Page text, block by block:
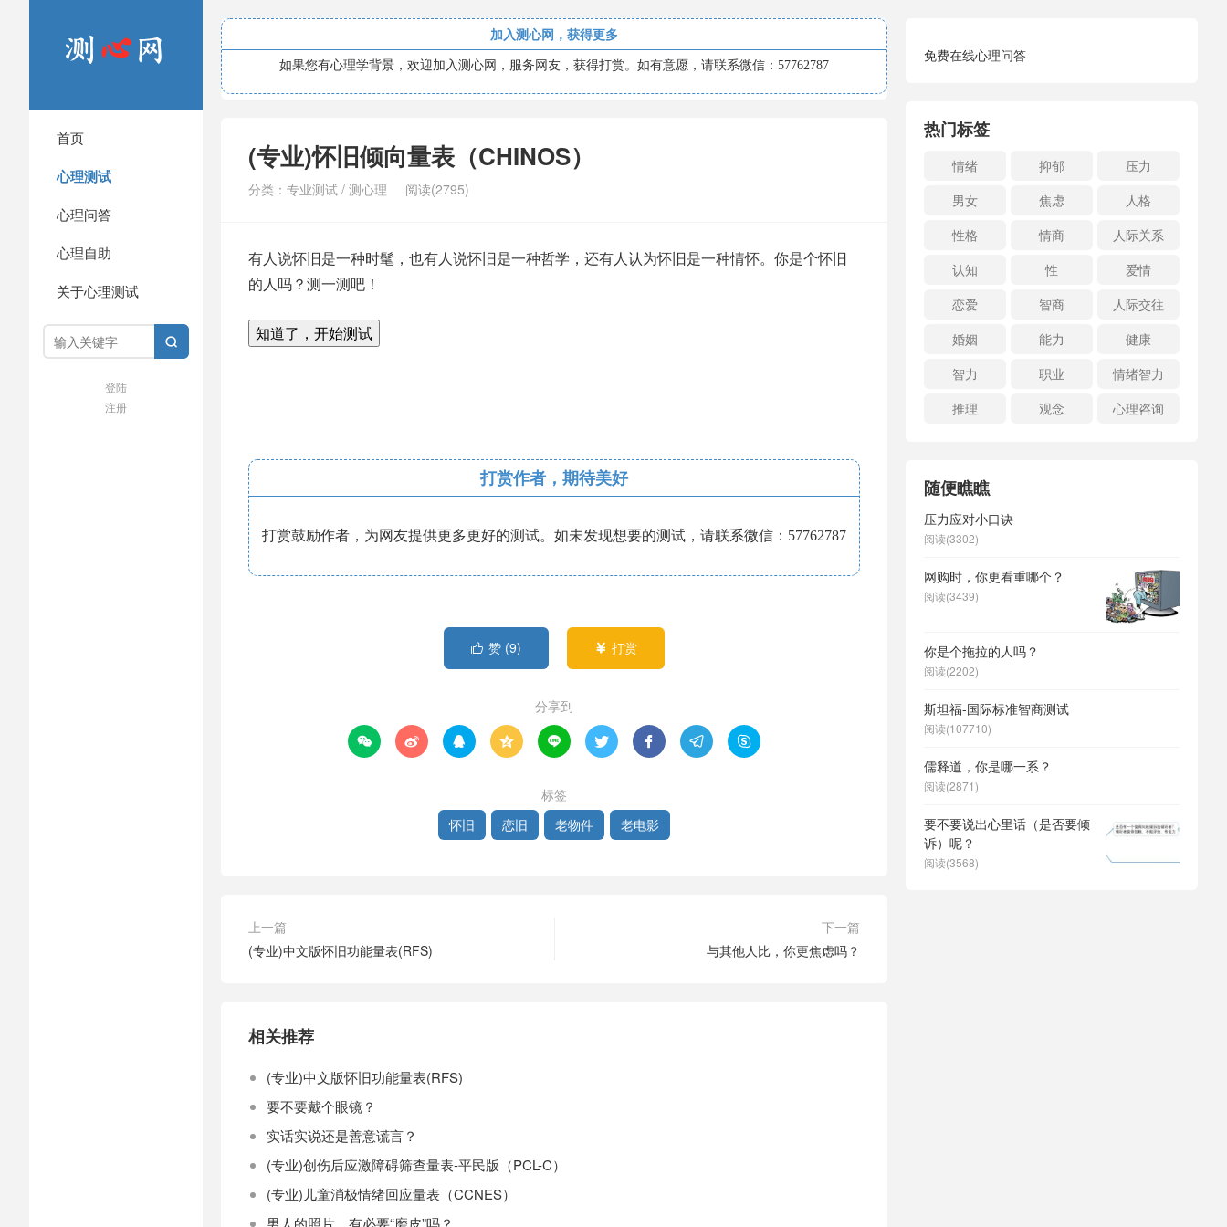
首页
心理测试
心理问答
心理自助
关于心理测试

登陆
注册
加入测心网，获得更多
如果您有心理学背景，欢迎加入测心网，服务网友，获得打赏。如有意愿，请联系微信：57762787
(专业)怀旧倾向量表（CHINOS）
分类： 专业测试 / 测心理 阅读(2795)
有人说怀旧是一种时髦，也有人说怀旧是一种哲学，还有人认为怀旧是一种情怀。你是个怀旧
的人吗？测一测吧！
知道了，开始测试
打赏作者，期待美好
打赏鼓励作者，为网友提供更多更好的测试。如未发现想要的测试，请联系微信：57762787
 赞 (9)  打赏
分享到
        
标签
怀旧
恋旧 老物件 老电影
上一篇
(专业)中文版怀旧功能量表(RFS)
下一篇
与其他人比，你更焦虑吗？
相关推荐
(专业)中文版怀旧功能量表(RFS)
要不要戴个眼镜？
实话实说还是善意谎言？
(专业)创伤后应激障碍筛查量表-平民版（PCL-C）
(专业)儿童消极情绪回应量表（CCNES）
男人的照片，有必要“磨皮”吗？
免费在线心理问答
热门标签
情绪 抑郁
压力
男女
焦虑
人格
性格
情商
人际关系
认知
性
爱情
恋爱
智商
人际交往
婚姻
能力
健康
智力
职业
情绪智力
推理
观念 心理咨询
随便瞧瞧
压力应对小口诀
阅读(3302)
网购时，你更看重哪个？
阅读(3439)
你是个拖拉的人吗？
阅读(2202)
斯坦福-国际标准智商测试
阅读(107710)
儒释道，你是哪一系？
阅读(2871)
要不要说出心里话（是否要倾
诉）呢？
阅读(3568)